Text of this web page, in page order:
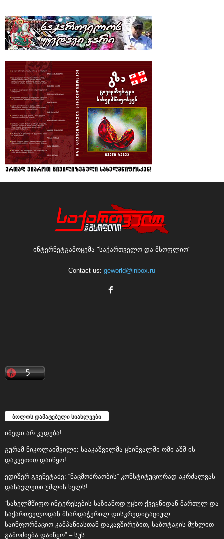
ინტერნეტგამოცემა "საქართველო და მსოფლიო"
Contact us: geworld@inbox.ru
ბოლოს დამატებული სიახლეები
იმედი არ კვდება!
გურამ ნიკოლაიშვილი: სააკაშვილმა ცხინვალში ომი აშშ-ის
დაკვეთით დაიწყო!
ედიშერ გვენეტაძე: “ნაცმოძრაობის” კონსტიტუციურად აკრძალვას
დასავლეთი უშლის ხელს!
“სახელმწიფო ინტერესების საზიანოდ უცხო ქვეყნიდან მართულ და
საქართველოდან მხარდაჭერილ დისკრედიტაციულ
საინფორმაციო კამპანიასთან დაკავშირებით, საბოტაჟის მუხლით
გამოძიება დაიწყო” – სუს